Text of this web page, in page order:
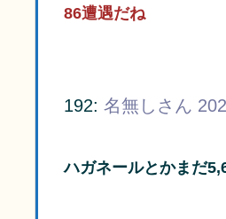
86遭遇だね
192: 名無しさん
ハガネールとかまだ